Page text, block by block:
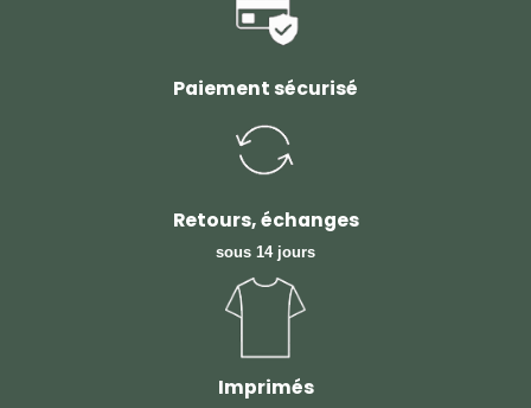
Paiement sécurisé
Retours, échanges
sous 14 jours
Imprimés